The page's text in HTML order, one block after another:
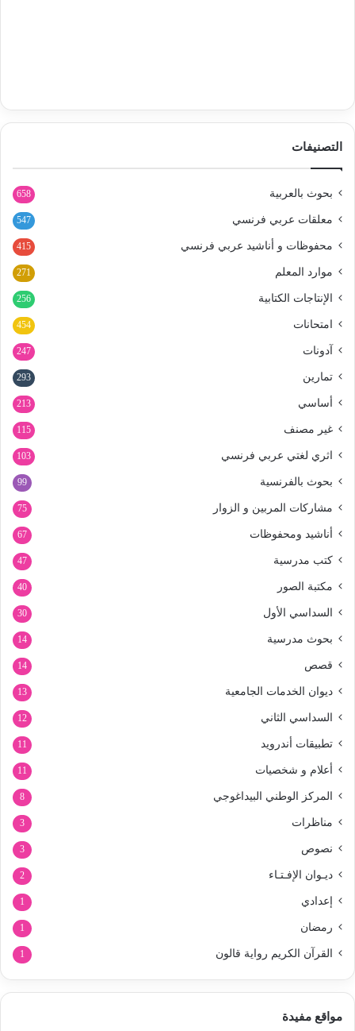
التصنيفات
بحوث بالعربية 658
معلقات عربي فرنسي 547
محفوظات و أناشيد عربي فرنسي 415
موارد المعلم 271
الإنتاجات الكتابية 256
امتحانات 454
آدونات 247
تمارين 293
أساسي 213
غير مصنف 115
اثري لغتي عربي فرنسي 103
بحوث بالفرنسية 99
مشاركات المربين و الزوار 75
أناشيد ومحفوظات 67
كتب مدرسية 47
مكتبة الصور 40
السداسي الأول 30
بحوث مدرسية 14
قصص 14
ديوان الخدمات الجامعية 13
السداسي الثاني 12
تطبيقات أندرويد 11
أعلام و شخصيات 11
المركز الوطني البيداغوجي 8
مناظرات 3
نصوص 3
ديـوان الإفـتـاء 2
إعدادي 1
رمضان 1
القرآن الكريم رواية قالون 1
مواقع مفيدة